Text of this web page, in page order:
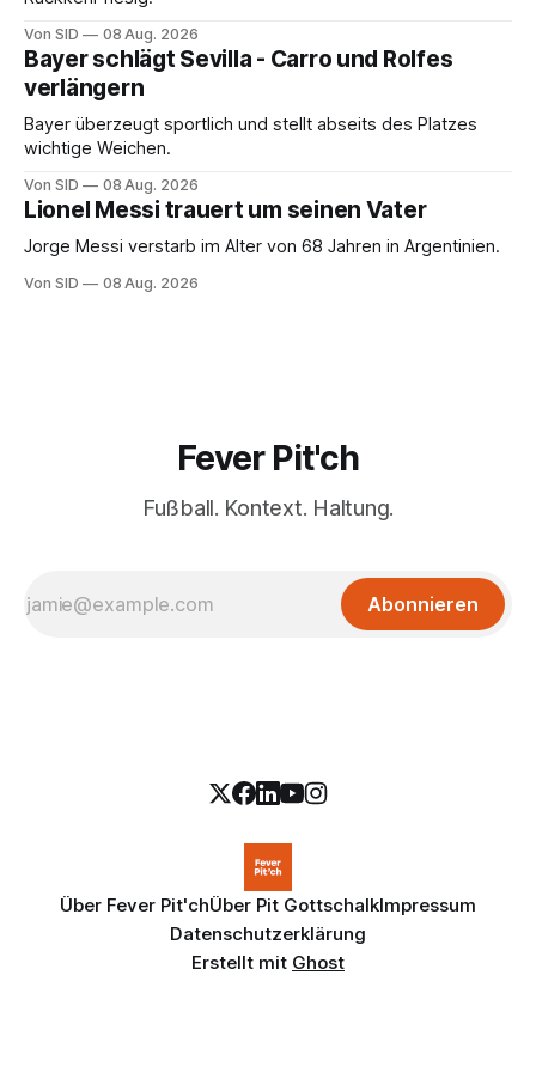
Von SID 08 Aug. 2026
Bayer schlägt Sevilla - Carro und Rolfes
verlängern
Bayer überzeugt sportlich und stellt abseits des Platzes
wichtige Weichen.
Von SID 08 Aug. 2026
Lionel Messi trauert um seinen Vater
Jorge Messi verstarb im Alter von 68 Jahren in Argentinien.
Von SID 08 Aug. 2026
Fever Pit'ch
Fußball. Kontext. Haltung.
Abonnieren
Über Fever Pit'chÜber Pit GottschalkImpressum
Datenschutzerklärung
Erstellt mit Ghost